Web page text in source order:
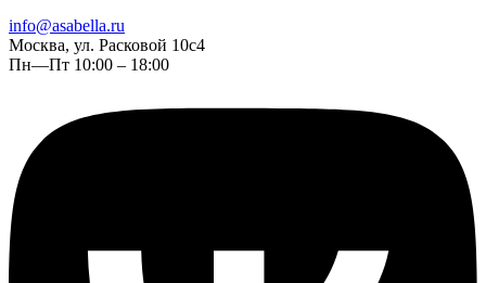
info@asabella.ru
Москва, ул. Расковой 10с4
Пн—Пт 10:00 – 18:00